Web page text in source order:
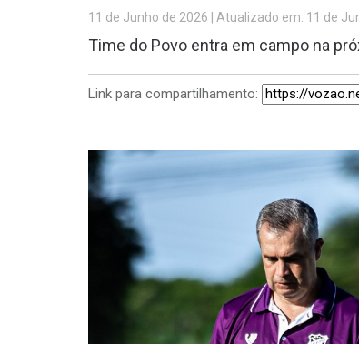
11 de Junho de 2026 | Atualizado em: 11 de
Time do Povo entra em campo na
Link para compartilhamento: